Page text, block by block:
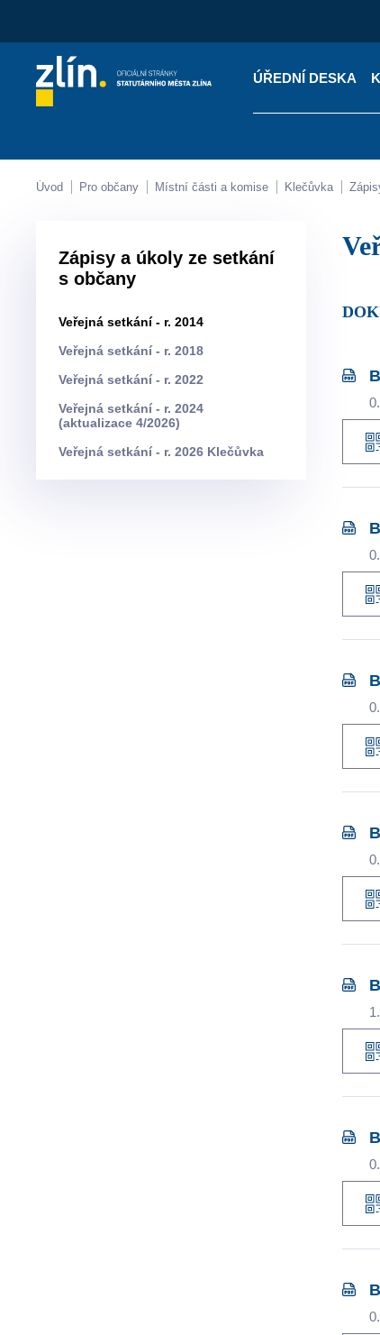
ÚŘEDNÍ DESKA
Kontakty Úřední
Úvod Pro občany Místní části a komise Klečůvka
Zápisy a úkoly ze setkání
s občany
Veřejná setkání - r. 2014
Veřejná setkání - r. 2018
Veřejná setkání - r. 2022
Veřejná setkání - r. 2024
(aktualizace 4/2026)
Veřejná setkání - r. 2026 Klečůvka